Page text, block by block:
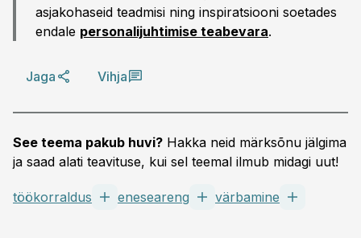
asjakohaseid teadmisi ning inspiratsiooni soetades
endale personalijuhtimise teabevara.
Jaga Vihja
See teema pakub huvi? Hakka neid märksõnu jälgima
ja saad alati teavituse, kui sel teemal ilmub midagi uut!
töökorraldus eneseareng värbamine